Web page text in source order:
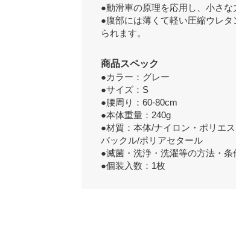
●動滑車の原理を応用し、小さ
●腹部には薄くて軽い圧縮ウレ
られます。
商品スペック
●カラー：グレー
●サイズ：S
●腰周り：60-80cm
●本体重量：240g
●材質：本体/ナイロン・ポリエ
バックル/ポリアセタール
●滅菌・洗浄・洗濯等の方法・
●個装入数：1枚